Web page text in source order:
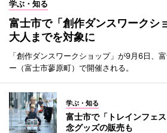
学ぶ・知る
富士市で「創作ダンスワークシ
大人までを対象に
「創作ダンスワークショップ」が9月6日、
ー（富士市蓼原町）で開催される。
学ぶ・知る
富士市で「トレインフェ
念グッズの販売も